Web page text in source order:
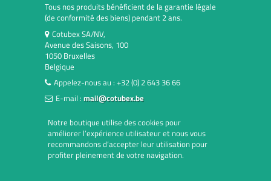
Tous nos produits bénéficient de la garantie légale
(de conformité des biens) pendant 2 ans.
Cotubex SA/NV,
Avenue des Saisons, 100
1050 Bruxelles
Belgique
Appelez-nous au : +32 (0) 2 643 36 66
E-mail : mail@cotubex.be
Notre boutique utilise des cookies pour
améliorer l’expérience utilisateur et nous vous
recommandons d’accepter leur utilisation pour
profiter pleinement de votre navigation.